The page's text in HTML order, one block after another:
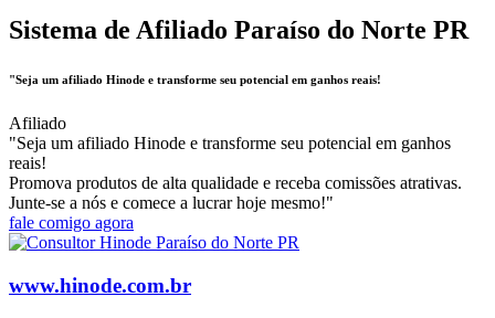
Sistema de Afiliado Paraíso do Norte PR
"Seja um afiliado Hinode e transforme seu potencial em ganhos reais!
Afiliado
"Seja um afiliado Hinode e transforme seu potencial em ganhos
reais!
Promova produtos de alta qualidade e receba comissões atrativas.
Junte-se a nós e comece a lucrar hoje mesmo!"
fale comigo agora
www.hinode.com.br